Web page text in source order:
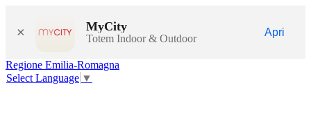
× MyCity
Totem Indoor & Outdoor
Apri
Regione Emilia-Romagna
Select Language ▼